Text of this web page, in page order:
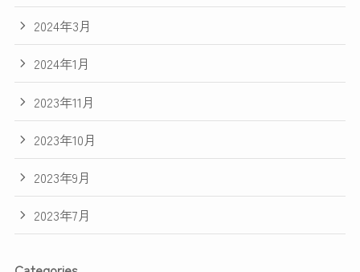
2024年3月
2024年1月
2023年11月
2023年10月
2023年9月
2023年7月